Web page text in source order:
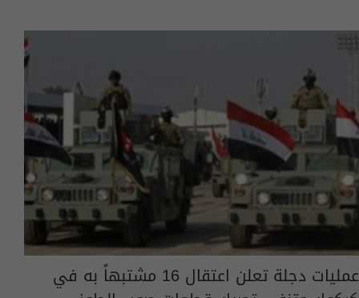
عمليات دجلة تعلن اعتقال 16 مشتبهاً به في